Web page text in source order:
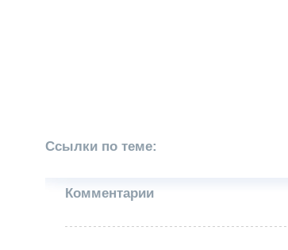
Ссылки по теме:
Комментарии